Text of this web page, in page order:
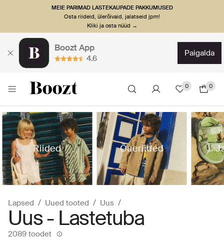
MEIE PARIMAD LASTEKAUPADE PAKKUMUSED
Osta riideid, ülerõivaid, jalatseid jpm!
Kliki ja osta nüüd →
Boozt App
4.6
paigalda
0 0
Riided Õueriided
Lapsed Uued tooted Uus
Uus - Lastetuba
2089 toodet